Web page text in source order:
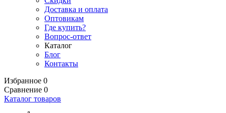
Доставка и оплата
Оптовикам
Где купить?
Вопрос-ответ
Каталог
Блог
Контакты
Избранное 0
Сравнение 0
Каталог товаров